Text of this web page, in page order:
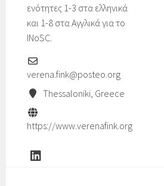
ενότητες 1-3 στα ελληνικά
και 1-8 στα Αγγλικά για το
INoSC.
verena.fink@posteo.org
Thessaloniki, Greece
https://www.verenafink.org